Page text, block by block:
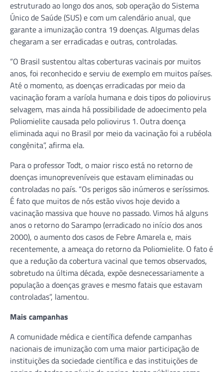
estruturado ao longo dos anos, sob operação do Sistema
Único de Saúde (SUS) e com um calendário anual, que
garante a imunização contra 19 doenças. Algumas delas
chegaram a ser erradicadas e outras, controladas.
“O Brasil sustentou altas coberturas vacinais por muitos
anos, foi reconhecido e serviu de exemplo em muitos países.
Até o momento, as doenças erradicadas por meio da
vacinação foram a varíola humana e dois tipos do poliovirus
selvagem, mas ainda há possibilidade de adoecimento pela
Poliomielite causada pelo poliovirus 1. Outra doença
eliminada aqui no Brasil por meio da vacinação foi a rubéola
congênita”, afirma ela.
Para o professor Todt, o maior risco está no retorno de
doenças imunopreveníveis que estavam eliminadas ou
controladas no país. “Os perigos são inúmeros e seríssimos.
É fato que muitos de nós estão vivos hoje devido a
vacinação massiva que houve no passado. Vimos há alguns
anos o retorno do Sarampo (erradicado no início dos anos
2000), o aumento dos casos de Febre Amarela e, mais
recentemente, a ameaça do retorno da Poliomielite. O fato é
que a redução da cobertura vacinal que temos observados,
sobretudo na última década, expõe desnecessariamente a
população a doenças graves e mesmo fatais que estavam
controladas”, lamentou.
Mais campanhas
A comunidade médica e científica defende campanhas
nacionais de imunização com uma maior participação de
instituições da sociedade científica e das instituições de